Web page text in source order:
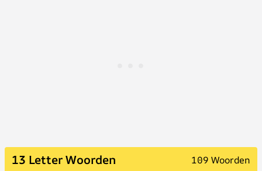
13 Letter Woorden 109 Woorden